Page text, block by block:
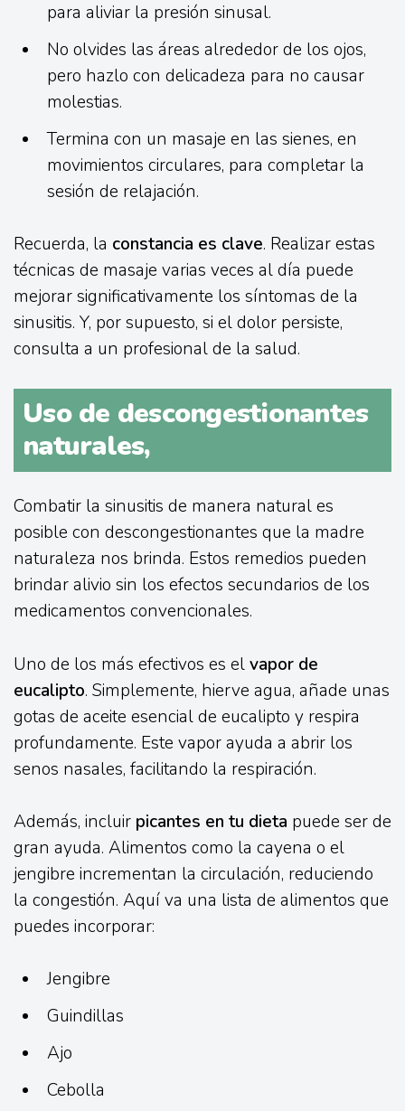
para aliviar la presión sinusal.
No olvides las áreas alrededor de los ojos,
pero hazlo con delicadeza para no causar
molestias.
Termina con un masaje en las sienes, en
movimientos circulares, para completar la
sesión de relajación.
Recuerda, la constancia es clave. Realizar estas
técnicas de masaje varias veces al día puede
mejorar significativamente los síntomas de la
sinusitis. Y, por supuesto, si el dolor persiste,
consulta a un profesional de la salud.
Uso de descongestionantes
naturales,
Combatir la sinusitis de manera natural es
posible con descongestionantes que la madre
naturaleza nos brinda. Estos remedios pueden
brindar alivio sin los efectos secundarios de los
medicamentos convencionales.
Uno de los más efectivos es elvapor de
eucalipto. Simplemente, hierve agua, añade unas
gotas de aceite esencial de eucalipto y respira
profundamente. Este vapor ayuda a abrir los
senos nasales, facilitando la respiración.
Además, incluir picantes en tu dieta puede ser de
gran ayuda. Alimentos como la cayena o el
jengibre incrementan la circulación, reduciendo
la congestión. Aquí va una lista de alimentos que
puedes incorporar:
Jengibre
Guindillas
Ajo
Cebolla